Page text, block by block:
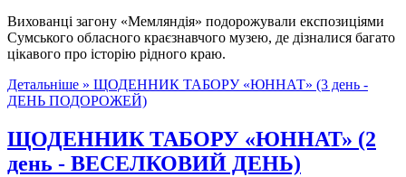
Вихованці загону «Мемляндія» подорожували експозиціями
Сумського обласного краєзнавчого музею, де дізналися багато
цікавого про історію рідного краю.
Детальніше » ЩОДЕННИК ТАБОРУ «ЮННАТ» (3 день -
ДЕНЬ ПОДОРОЖЕЙ)
ЩОДЕННИК ТАБОРУ «ЮННАТ» (2
день - ВЕСЕЛКОВИЙ ДЕНЬ)